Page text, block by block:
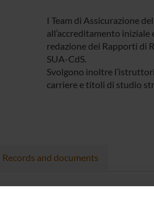
I Team di Assicurazione
all’accreditamento
redazione dei Rapporti di
SUA-CdS.
Svolgono inoltre
carriere e titoli di studio
Records and documents